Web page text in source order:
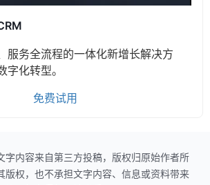
服务全流程的一体化新增长解决方
化转型。
免费试用
字内容来自第三方投稿，版权归原始作者所
版权，也不承担文字内容、信息或资料带来